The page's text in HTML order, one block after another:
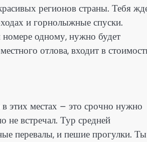
регионов страны. Тебя
и горнолыжные спуски.
одному, нужно будет
отлова, входит в
этих местах – это срочно нужно
не встречал. Тур средней
перевалы, и пешие прогулки. Ты